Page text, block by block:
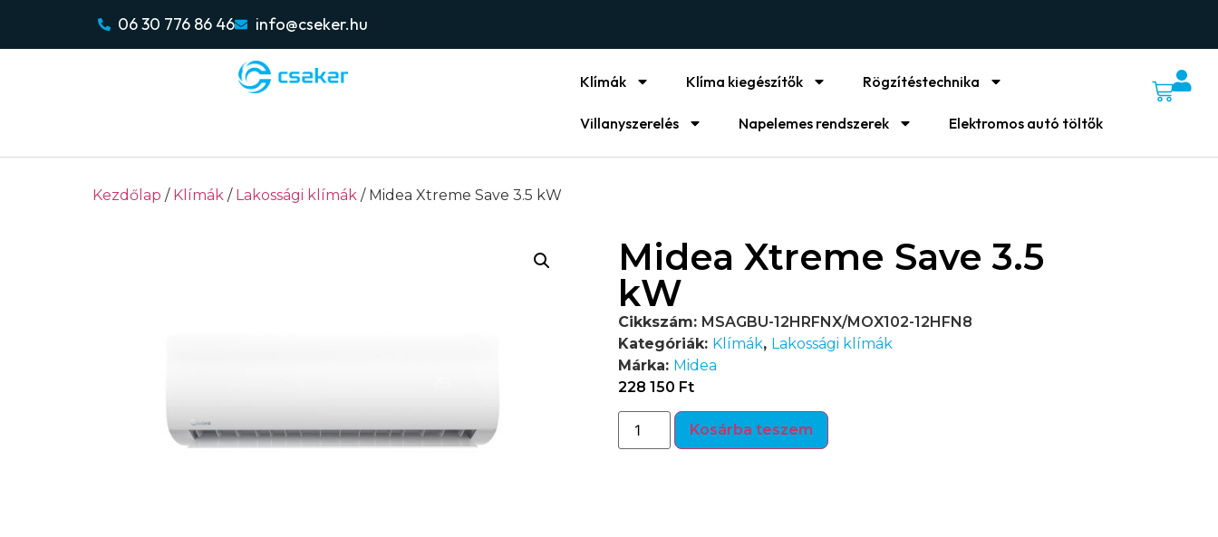
06 30 776 86 46 info@cseker.hu
Klímák Klíma kiegészítők Rögzítéstechnika
Villanyszerelés Napelemes rendszerek Elektromos autó töltők
Kezdőlap / Klímák / Lakossági klímák / Midea Xtreme Save 3.5 kW
Midea Xtreme Save 3.5
kW
Cikkszám: MSAGBU-12HRFNX/MOX102-12HFN8
Kategóriák: Klímák, Lakossági klímák
Márka: Midea
228 150 Ft
Kosárba teszem